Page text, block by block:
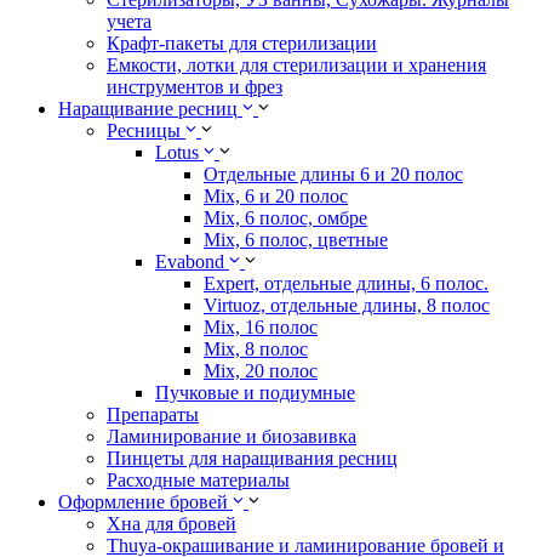
учета
Крафт-пакеты для стерилизации
Емкости, лотки для стерилизации и хранения
инструментов и фрез
Наращивание ресниц
Ресницы
Lotus
Отдельные длины 6 и 20 полос
Mix, 6 и 20 полос
Mix, 6 полос, омбре
Mix, 6 полос, цветные
Evabond
Expert, отдельные длины, 6 полос.
Virtuoz, отдельные длины, 8 полос
Mix, 16 полос
Mix, 8 полос
Mix, 20 полос
Пучковые и подиумные
Препараты
Ламинирование и биозавивка
Пинцеты для наращивания ресниц
Расходные материалы
Оформление бровей
Хна для бровей
Thuya-окрашивание и ламинирование бровей и